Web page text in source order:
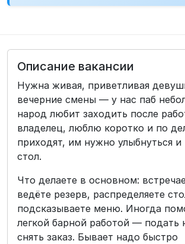
Описание вакансии
Нужна живая, приветливая
вечерние смены — у нас паб
народ любит заходить после
владелец, люблю коротко и по
приходят, им нужно улыбнуться и
стол.
Что делаете в основном:
ведёте резерв, распределяете
подсказываете меню. Иногда
легкой барной работой — подать
снять заказ. Бывает надо быстро